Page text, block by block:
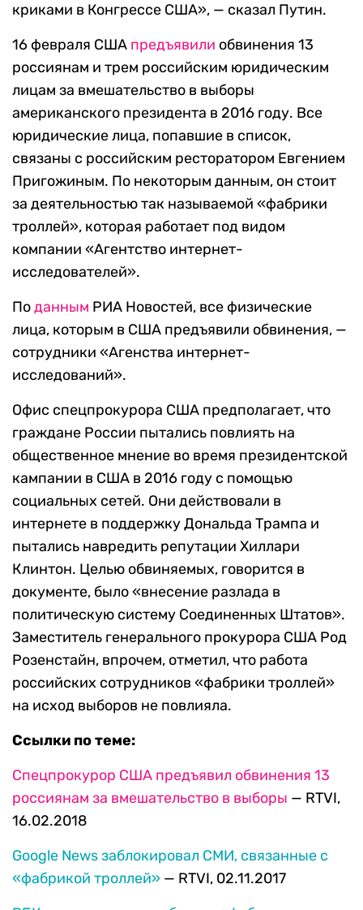
криками в Конгрессе США», — сказал Путин.
16 февраля США предъявили обвинения 13
россиянам и трем российским юридическим
лицам за вмешательство в выборы
американского президента в 2016 году. Все
юридические лица, попавшие в список,
связаны с российским ресторатором Евгением
Пригожиным. По некоторым данным, он стоит
за деятельностью так называемой «фабрики
троллей», которая работает под видом
компании «Агентство интернет-
исследователей».
Поданным РИА Новостей, все физические
лица, которым в США предъявили обвинения, —
сотрудники «Агенства интернет-
исследований».
Офис спецпрокурора США предполагает, что
граждане России пытались повлиять на
общественное мнение во время президентской
кампании в США в 2016 году с помощью
социальных сетей. Они действовали в
интернете в поддержку Дональда Трампа и
пытались навредить репутации Хиллари
Клинтон. Целью обвиняемых, говорится в
документе, было «внесение разлада в
политическую систему Соединенных Штатов».
Заместитель генерального прокурора США Род
Розенстайн, впрочем, отметил, что работа
российских сотрудников «фабрики троллей»
на исход выборов не повлияла.
Ссылки по теме:
Спецпрокурор США предъявил обвинения 13
россиянам за вмешательство в выборы — RTVI,
16.02.2018
Google News заблокировал СМИ, связанные с
«фабрикой троллей» — RTVI, 02.11.2017